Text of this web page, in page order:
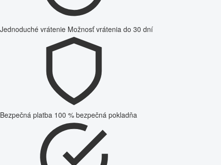
Jednoduché vrátenie Možnosť vrátenia do 30 dní
Bezpečná platba 100 % bezpečná pokladňa